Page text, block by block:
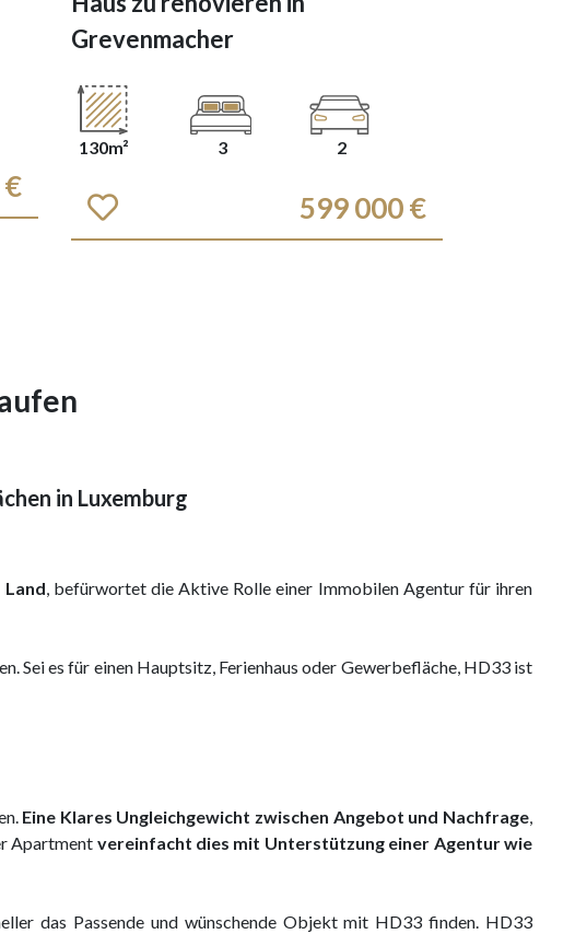
Grevenmacher
130m² 3 2
599 000 €
in Luxemburg
Land, befürwortet die Aktive Rolle einer Immobilen Agentur für ihren
Sei es für einen Hauptsitz, Ferienhaus oder Gewerbefläche, HD33 ist
Eine Klares Ungleichgewicht zwischen Angebot und Nachfrage,
Apartment vereinfacht dies mit Unterstützung einer Agentur wie
das Passende und wünschende Objekt mit HD33 finden. HD33